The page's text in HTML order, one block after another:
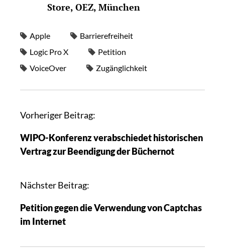
Store, OEZ, München
Apple
Barrierefreiheit
Logic Pro X
Petition
VoiceOver
Zugänglichkeit
Vorheriger Beitrag:
WIPO-Konferenz verabschiedet historischen
Vertrag zur Beendigung der Büchernot
Nächster Beitrag:
Petition gegen die Verwendung von Captchas
im Internet